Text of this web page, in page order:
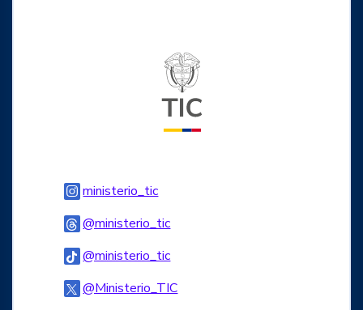
ministerio_ticLogo Instagram
@ministerio_ticLogo Threads
@ministerio_ticLogo Tiktok
@Ministerio_TICLogo Twitter